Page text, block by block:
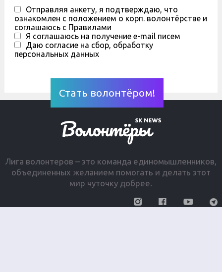
Отправляя анкету, я подтверждаю, что
ознакомлен с положением о корп. волонтёрстве и
соглашаюсь с Правилами
Я соглашаюсь на получение e-mail писем
Даю согласие на сбор, обработку
персональных данных
Лига волонтеров – это команда единомышленников,
объединенных желанием помогать и делать этот
мир чуточку добрее.